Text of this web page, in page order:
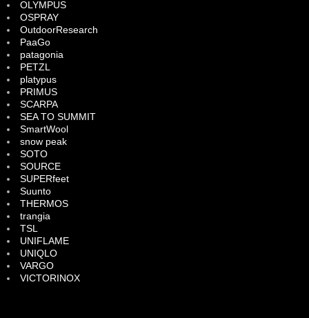
OLYMPUS
OSPRAY
OutdoorResearch
PaaGo
patagonia
PETZL
platypus
PRIMUS
SCARPA
SEA TO SUMMIT
SmartWool
snow peak
SOTO
SOURCE
SUPERfeet
Suunto
THERMOS
trangia
TSL
UNIFLAME
UNIQLO
VARGO
VICTORINOX